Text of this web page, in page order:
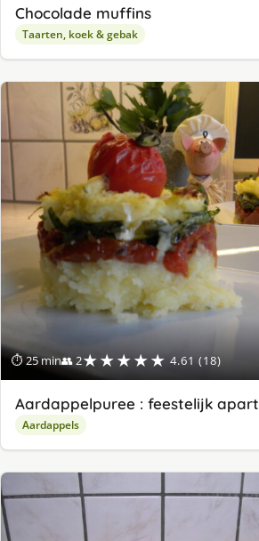
Chocolade muffins
Taarten, koek & gebak
⏱ 25 min👥 2★★★★★ 4.61 (18)
Aardappelpuree : feestelijk apart
Aardappels